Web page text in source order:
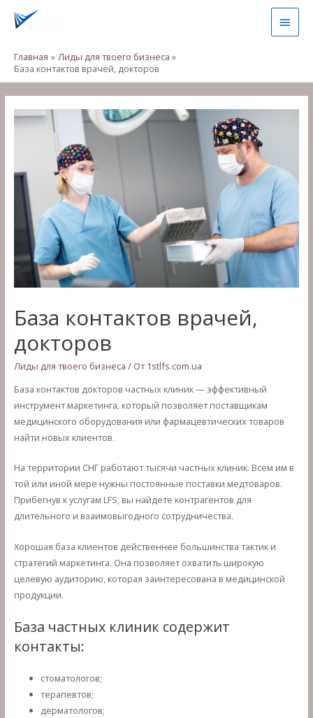
Перейти
Главная
Лиды для твоего бизнеса
База контактов врачей, докторов
База контактов врачей,
докторов
Лиды для твоего бизнеса / От 1stlfs.com.ua
База контактов докторов частных клиник — эффективный
инструмент маркетинга, который позволяет поставщикам
медицинского оборудования или фармацевтических товаров
найти новых клиентов.
На территории СНГ работают тысячи частных клиник. Всем им в
той или иной мере нужны постоянные поставки медтоваров.
Прибегнув к услугам LFS, вы найдете контрагентов для
длительного и взаимовыгодного сотрудничества.
Хорошая база клиентов действеннее большинства тактик и
стратегий маркетинга. Она позволяет охватить широкую
целевую аудиторию, которая заинтересована в медицинской
продукции.
База частных клиник содержит
контакты:
стоматологов;
терапевтов;
дерматологов;